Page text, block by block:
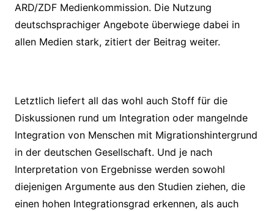
ARD/ZDF Medienkommission. Die Nutzung
deutschsprachiger Angebote überwiege dabei in
allen Medien stark, zitiert der Beitrag weiter.
Letztlich liefert all das wohl auch Stoff für die
Diskussionen rund um Integration oder mangelnde
Integration von Menschen mit Migrationshintergrund
in der deutschen Gesellschaft. Und je nach
Interpretation von Ergebnisse werden sowohl
diejenigen Argumente aus den Studien ziehen, die
einen hohen Integrationsgrad erkennen, als auch